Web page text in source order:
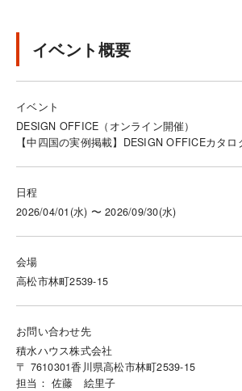
イベント概要
イベント
DESIGN OFFICE（オンライン開催）
【中四国の実例掲載】DESIGN OFFICEカタロ
日程
2026/04/01(水) 〜 2026/09/30(水)
会場
高松市林町2539-15
お問い合わせ先
積水ハウス株式会社
〒 7610301香川県高松市林町2539-15
担当： 佐藤 絵里子